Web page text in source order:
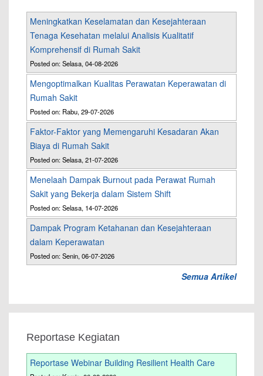
Meningkatkan Keselamatan dan Kesejahteraan
Tenaga Kesehatan melalui Analisis Kualitatif
Komprehensif di Rumah Sakit
Posted on: Selasa, 04-08-2026
Mengoptimalkan Kualitas Perawatan Keperawatan di
Rumah Sakit
Posted on: Rabu, 29-07-2026
Faktor-Faktor yang Memengaruhi Kesadaran Akan
Biaya di Rumah Sakit
Posted on: Selasa, 21-07-2026
Menelaah Dampak Burnout pada Perawat Rumah
Sakit yang Bekerja dalam Sistem Shift
Posted on: Selasa, 14-07-2026
Dampak Program Ketahanan dan Kesejahteraan
dalam Keperawatan
Posted on: Senin, 06-07-2026
Semua Artikel
Reportase Kegiatan
Reportase Webinar Building Resilient Health Care